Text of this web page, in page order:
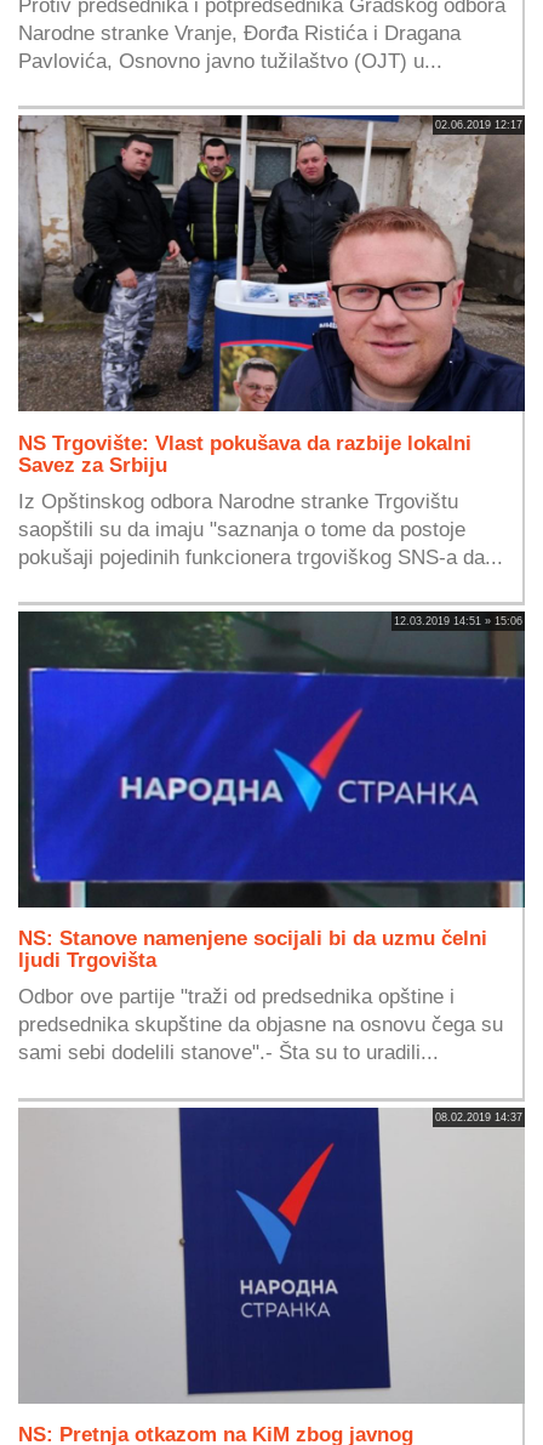
Protiv predsednika i potpredsednika Gradskog odbora
Narodne stranke Vranje, Đorđa Ristića i Dragana
Pavlovića, Osnovno javno tužilaštvo (OJT) u...
02.06.2019 12:17
NS Trgovište: Vlast pokušava da razbije lokalni
Savez za Srbiju
Iz Opštinskog odbora Narodne stranke Trgovištu
saopštili su da imaju "saznanja o tome da postoje
pokušaji pojedinih funkcionera trgoviškog SNS-a da...
12.03.2019 14:51 » 15:06
NS: Stanove namenjene socijali bi da uzmu čelni
ljudi Trgovišta
Odbor ove partije "traži od predsednika opštine i
predsednika skupštine da objasne na osnovu čega su
sami sebi dodelili stanove".- Šta su to uradili...
08.02.2019 14:37
NS: Pretnja otkazom na KiM zbog javnog